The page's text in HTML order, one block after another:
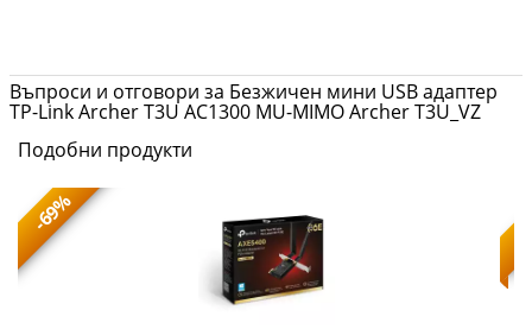
Въпроси и отговори за Безжичен мини USB адаптер
TP-Link Archer T3U AC1300 MU-MIMO Archer T3U_VZ
Подобни продукти
-69%